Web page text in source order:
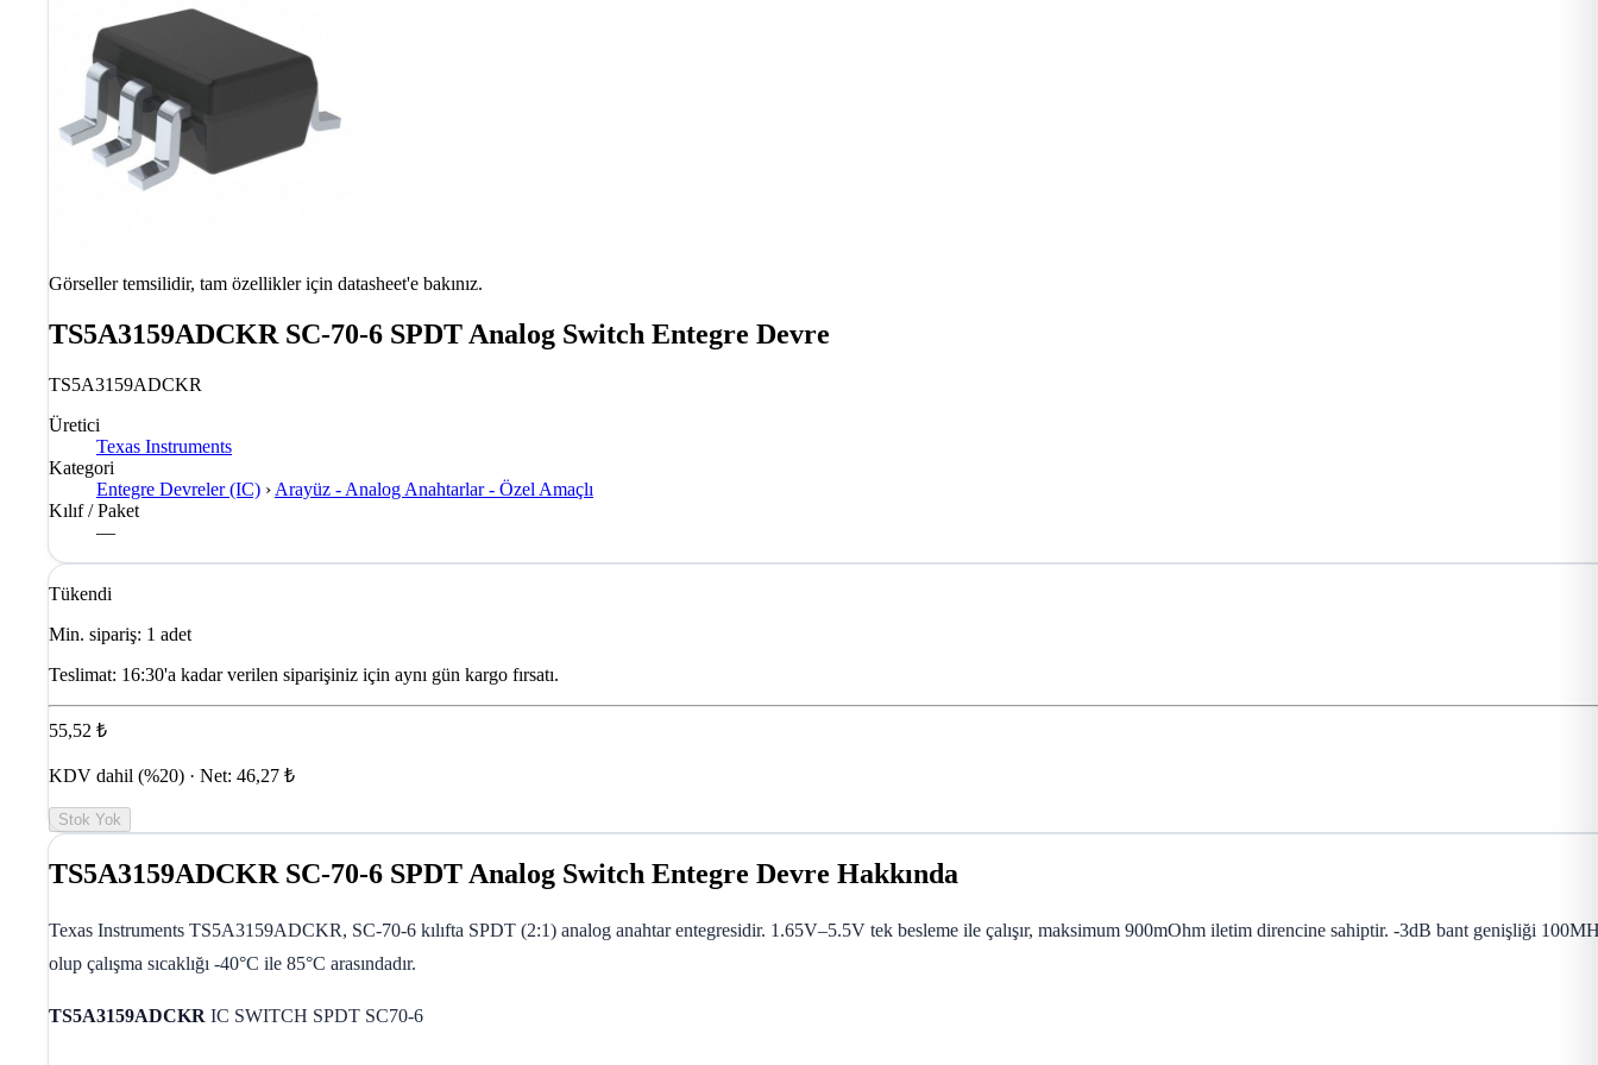
Görseller temsilidir, tam özellikler için datasheet'e bakınız.
TS5A3159ADCKR SC-70-6 SPDT Analog Switch Entegre Devre
TS5A3159ADCKR
Üretici
Texas Instruments
Kategori
Entegre Devreler (IC) › Arayüz - Analog Anahtarlar - Özel Amaçlı
Kılıf / Paket
—
Tükendi
Min. sipariş: 1 adet
Teslimat: 16:30'a kadar verilen siparişiniz için aynı gün kargo fırsatı.
55,52 ₺
KDV dahil (%20) · Net: 46,27 ₺
Stok Yok
TS5A3159ADCKR SC-70-6 SPDT Analog Switch Entegre Devre Hakkında
Texas Instruments TS5A3159ADCKR, SC-70-6 kılıfta SPDT (2:1) analog anahtar entegresidir. 1.65V–5.5V tek besleme ile çalışır, maksimum 900mOhm iletim direncine sahiptir. -3dB bant genişliği
olup çalışma sıcaklığı -40°C ile 85°C arasındadır.
TS5A3159ADCKR IC SWITCH SPDT SC70-6